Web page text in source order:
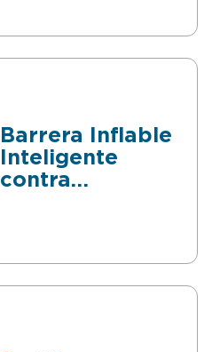
Barrera Inflable
Inteligente
contra